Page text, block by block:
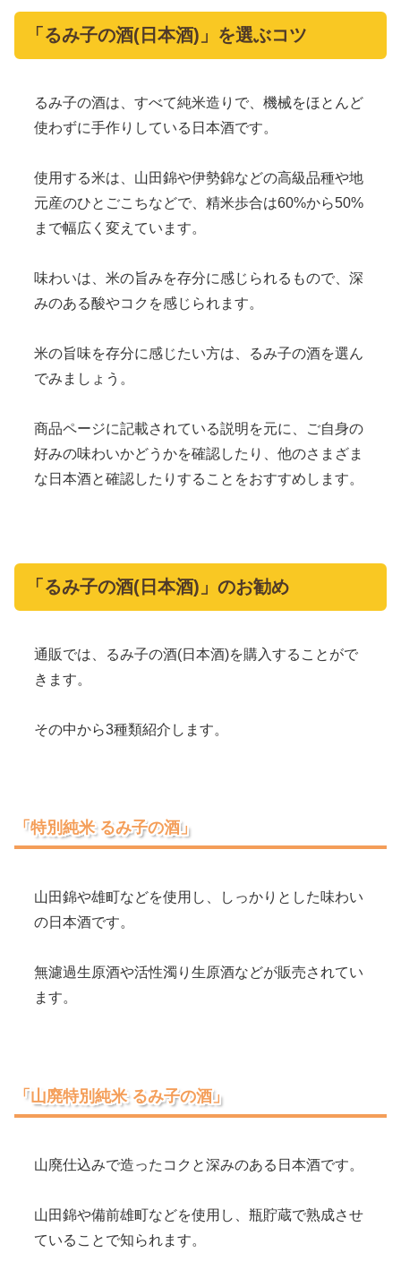
「るみ子の酒(日本酒)」を選ぶコツ
るみ子の酒は、すべて純米造りで、機械をほとんど
使わずに手作りしている日本酒です。
使用する米は、山田錦や伊勢錦などの高級品種や地
元産のひとごこちなどで、精米歩合は60%から50%
まで幅広く変えています。
味わいは、米の旨みを存分に感じられるもので、深
みのある酸やコクを感じられます。
米の旨味を存分に感じたい方は、るみ子の酒を選ん
でみましょう。
商品ページに記載されている説明を元に、ご自身の
好みの味わいかどうかを確認したり、他のさまざま
な日本酒と確認したりすることをおすすめします。
「るみ子の酒(日本酒)」のお勧め
通販では、るみ子の酒(日本酒)を購入することがで
きます。
その中から3種類紹介します。
「特別純米 るみ子の酒」
山田錦や雄町などを使用し、しっかりとした味わい
の日本酒です。
無濾過生原酒や活性濁り生原酒などが販売されてい
ます。
「山廃特別純米 るみ子の酒」
山廃仕込みで造ったコクと深みのある日本酒です。
山田錦や備前雄町などを使用し、瓶貯蔵で熟成させ
ていることで知られます。